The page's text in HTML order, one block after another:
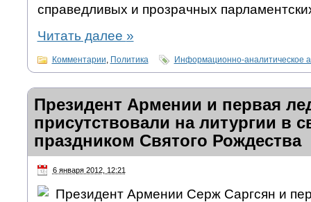
справедливых и прозрачных
Читать далее »
Комментарии, Политика Информационно-аналитическое
Президент Армении и первая
присутствовали на литургии в
праздником Святого Рождества
6 января 2012, 12:21
Президент Армении Серж Саргсян и